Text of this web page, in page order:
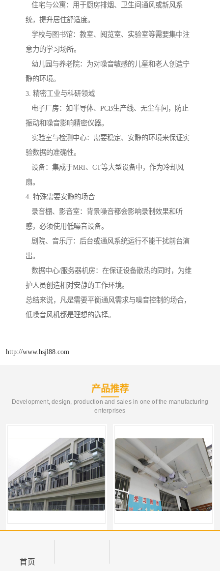
住宅与公寓：用于厨房排烟、卫生间通风或新风系
统，提升居住舒适度。
学校与图书馆：教室、阅览室、实验室等需要集中注
意力的学习场所。
幼儿园与养老院：为对噪音敏感的儿童和老人创造宁
静的环境。
3. 精密工业与科研领域
电子厂房：如半导体、PCB生产线、无尘车间，防止
振动和噪音影响精密仪器。
实验室与检测中心：需要稳定、安静的环境来保证实
验数据的准确性。
设备：集成于MRI、CT等大型设备中，作为冷却风
扇。
4. 特殊需要安静的场合
录音棚、影音室：背景噪音都会影响录制效果和听
感，必须使用低噪音设备。
剧院、音乐厅：后台或通风系统运行不能干扰前台演
出。
数据中心/服务器机房：在保证设备散热的同时，为维
护人员创造相对安静的工作环境。
总结来说，凡是需要平衡通风需求与噪音控制的场合，
低噪音风机都是理想的选择。
http://www.hsjl88.com
产品推荐
Development, design, production and sales in one of the manufacturing
enterprises
首页